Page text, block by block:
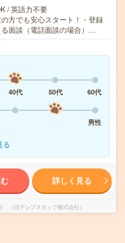
/ 英語力不要
方でも安心スタート！・登録
面談（電話面談の場合）…
40代 50代
60代
男性
る
詳しく見る
（旧テンプスタッフ株式会社）